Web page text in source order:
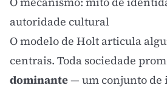
autoridade cultural
O modelo de Holt articula
centrais. Toda sociedade
dominante— um conjunto de